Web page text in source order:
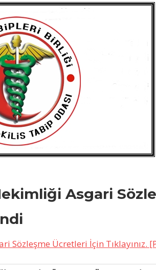
Asgari
Sözleşme Ücretleri İçin Tıklayınız.